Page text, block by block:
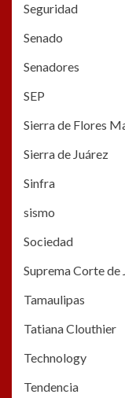
Seguridad
Senado
Senadores
SEP
Sierra de Flores
Sierra de Juárez
Sinfra
sismo
Sociedad
Suprema Corte de
Tamaulipas
Tatiana Clouthier
Technology
Tendencia